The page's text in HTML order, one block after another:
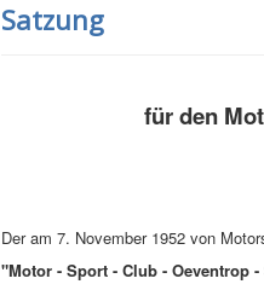
Satzung
für den
Der am 7. November 1952 von
"Motor - Sport - Club - Oeventrop